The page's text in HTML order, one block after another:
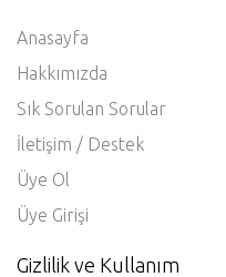
Anasayfa
Hakkımızda
Sık Sorulan Sorular
İletişim / Destek
Üye Ol
Üye Girişi
Gizlilik ve Kullanım